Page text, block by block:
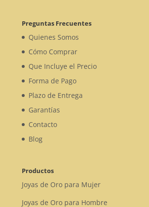
Preguntas Frecuentes
Quienes Somos
Cómo Comprar
Que Incluye el Precio
Forma de Pago
Plazo de Entrega
Garantías
Contacto
Blog
Productos
Joyas de Oro para Mujer
Joyas de Oro para Hombre